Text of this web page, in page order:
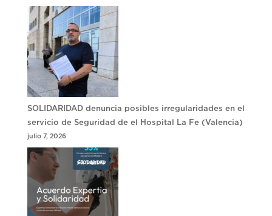
SOLIDARIDAD denuncia posibles irregularidades en el
servicio de Seguridad de el Hospital La Fe (Valencia)
julio 7, 2026